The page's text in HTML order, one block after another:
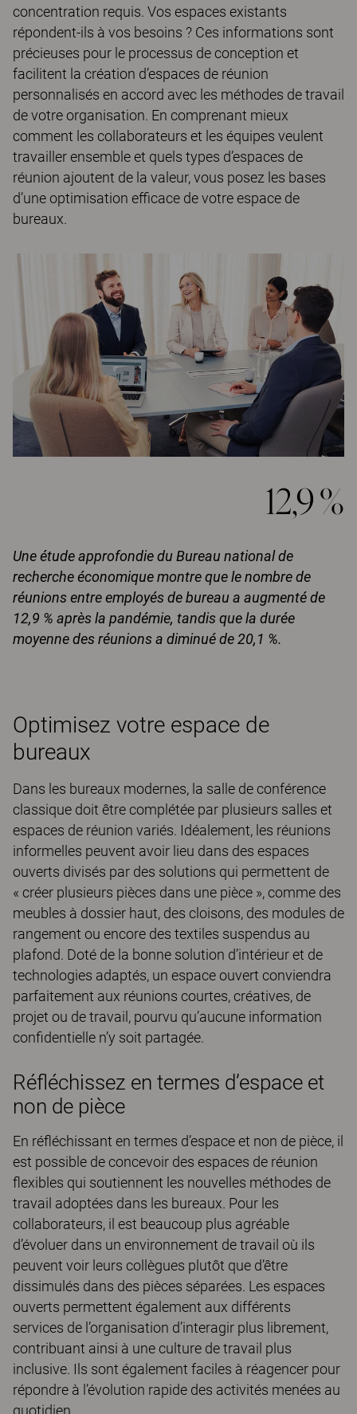
concentration requis. Vos espaces existants
répondent-ils à vos besoins ? Ces informations sont
précieuses pour le processus de conception et
facilitent la création d’espaces de réunion
personnalisés en accord avec les méthodes de travail
de votre organisation. En comprenant mieux
comment les collaborateurs et les équipes veulent
travailler ensemble et quels types d’espaces de
réunion ajoutent de la valeur, vous posez les bases
d’une optimisation efficace de votre espace de
bureaux.
12,9 %
Une étude approfondie du Bureau national de
recherche économique montre que le nombre de
réunions entre employés de bureau a augmenté de
12,9 % après la pandémie, tandis que la durée
moyenne des réunions a diminué de 20,1 %.
Optimisez votre espace de
bureaux
Dans les bureaux modernes, la salle de conférence
classique doit être complétée par plusieurs salles et
espaces de réunion variés. Idéalement, les réunions
informelles peuvent avoir lieu dans des espaces
ouverts divisés par des solutions qui permettent de
« créer plusieurs pièces dans une pièce », comme des
meubles à dossier haut, des cloisons, des modules de
rangement ou encore des textiles suspendus au
plafond. Doté de la bonne solution d’intérieur et de
technologies adaptés, un espace ouvert conviendra
parfaitement aux réunions courtes, créatives, de
projet ou de travail, pourvu qu’aucune information
confidentielle n’y soit partagée.
Réfléchissez en termes d’espace et
non de pièce
En réfléchissant en termes d’espace et non de pièce, il
est possible de concevoir des espaces de réunion
flexibles qui soutiennent les nouvelles méthodes de
travail adoptées dans les bureaux. Pour les
collaborateurs, il est beaucoup plus agréable
d’évoluer dans un environnement de travail où ils
peuvent voir leurs collègues plutôt que d’être
dissimulés dans des pièces séparées. Les espaces
ouverts permettent également aux différents
services de l’organisation d’interagir plus librement,
contribuant ainsi à une culture de travail plus
inclusive. Ils sont également faciles à réagencer pour
répondre à l’évolution rapide des activités menées au